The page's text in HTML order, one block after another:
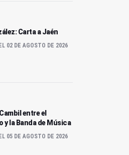
Carta a Jaén
02 DE AGOSTO DE 2026
entre el
y la Banda de Música
05 DE AGOSTO DE 2026